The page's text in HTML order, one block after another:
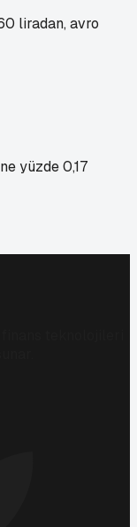
liradan, avro
yüzde 0,17